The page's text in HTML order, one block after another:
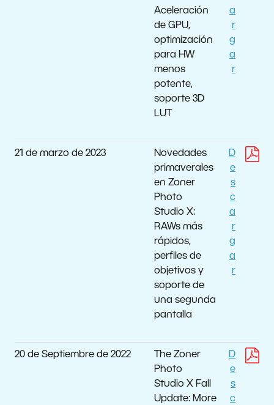
Aceleración
de GPU,
optimización
para HW
menos
potente,
soporte 3D
LUT
a
r
g
a
r
21 de marzo de 2023
Novedades
primaverales
en Zoner
Photo
Studio X:
RAWs más
rápidos,
perfiles de
objetivos y
soporte de
una segunda
pantalla
D
e
s
c
a
r
g
a
r
20 de Septiembre de 2022
The Zoner
Photo
Studio X Fall
Update: More
D
e
s
c